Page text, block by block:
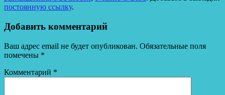
постоянную ссылку.
Добавить комментарий
Ваш адрес email не будет опубликован. Обязательные поля
помечены *
Комментарий *